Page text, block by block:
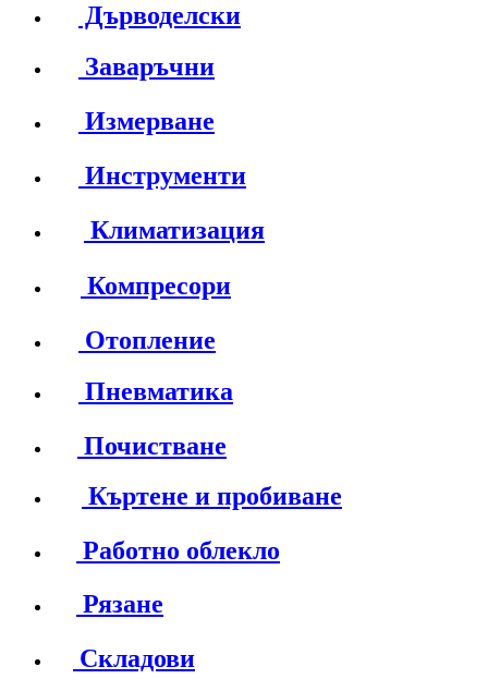
Дърводелски
Заваръчни
Измерване
Инструменти
Климатизация
Компресори
Отопление
Пневматика
Почистване
Къртене и пробиване
Работно облекло
Рязане
Складови